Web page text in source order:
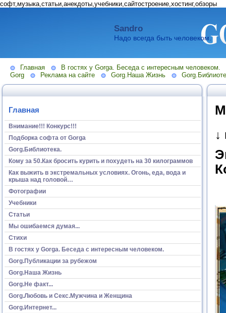
софт,музыка,статьи,анекдоты,учебники,сайтостроение,хостинг,обзоры
Sandro
Надо всегда быть человеком.
Главная
В гостях у Gorga. Беседа с интересным человеком.
Gorg
Реклама на сайте Gorg.Наша Жизнь
Главная
Внимание!!! Конкурс!!!
Подборка софта от Gorga
Gorg.Библиотека.
Кому за 50.Как бросить курить и похудеть на 30 килограммов
Как выжить в экстремальных условиях. Огонь, еда, вода и
крыша над головой…
Фотографии
Учебники
Статьи
Мы ошибаемся думая...
Стихи
В гостях у Gorga. Беседа с интересным человеком.
Gorg.Публикации за рубежом
Gorg.Наша Жизнь
Gorg.Не факт...
Gorg.Любовь и Секс.Мужчина и Женщина
Gorg.Интернет...